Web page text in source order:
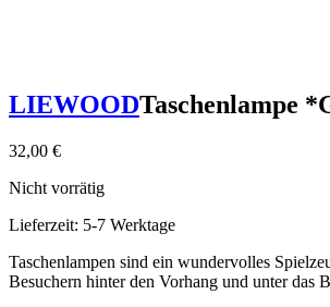
LIEWOODTaschenlampe
32,00 €
Nicht vorrätig
Lieferzeit: 5-7 Werktage
Taschenlampen sind ein wundervolles
Besuchern hinter den Vorhang und unter das